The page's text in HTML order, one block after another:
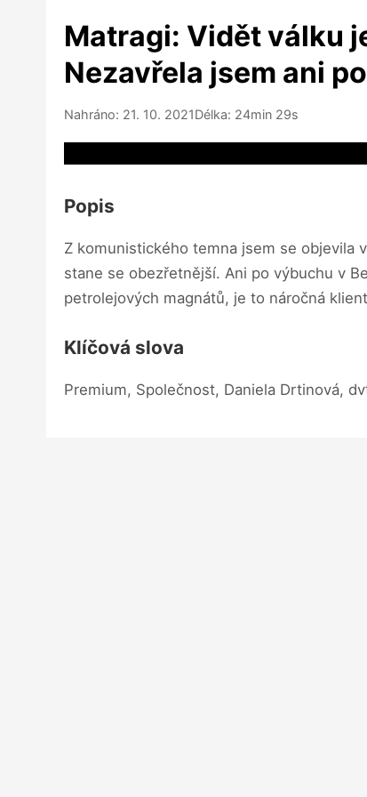
Matragi: Vidět válku
Nezavřela jsem ani
Nahráno: 21. 10. 2021Délka: 24min 29s
Popis
Z komunistického temna jsem se objevila
stane se obezřetnější. Ani po výbuchu v
petrolejových magnátů, je to náročná
Klíčová slova
Premium, Společnost, Daniela Drtinová,